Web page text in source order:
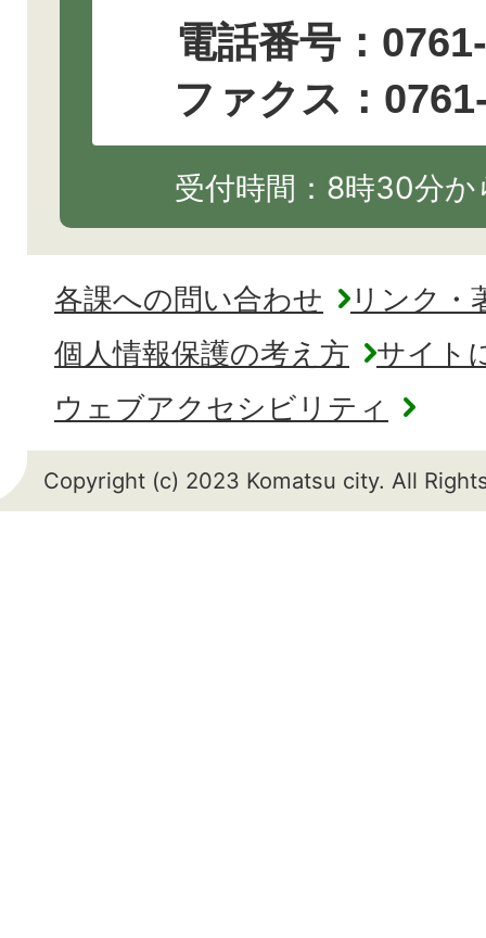
電話番号：
ファクス：
受付時間：8時30分
各課への問い合わせ
リンク・
個人情報保護の考え方
サイト
ウェブアクセシビリティ
Copyright (c) 2023 Komatsu city. All